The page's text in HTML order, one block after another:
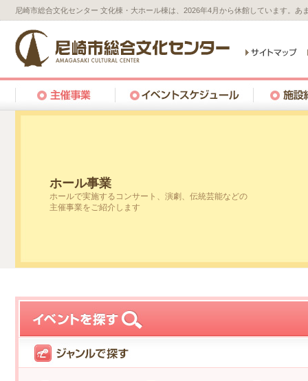
尼崎市総合文化センター 文化棟・大ホール棟は、2026年4月から休館しています。
ホール事業
ホールで実施するコンサート、演劇、伝統芸能などの
主催事業をご紹介します